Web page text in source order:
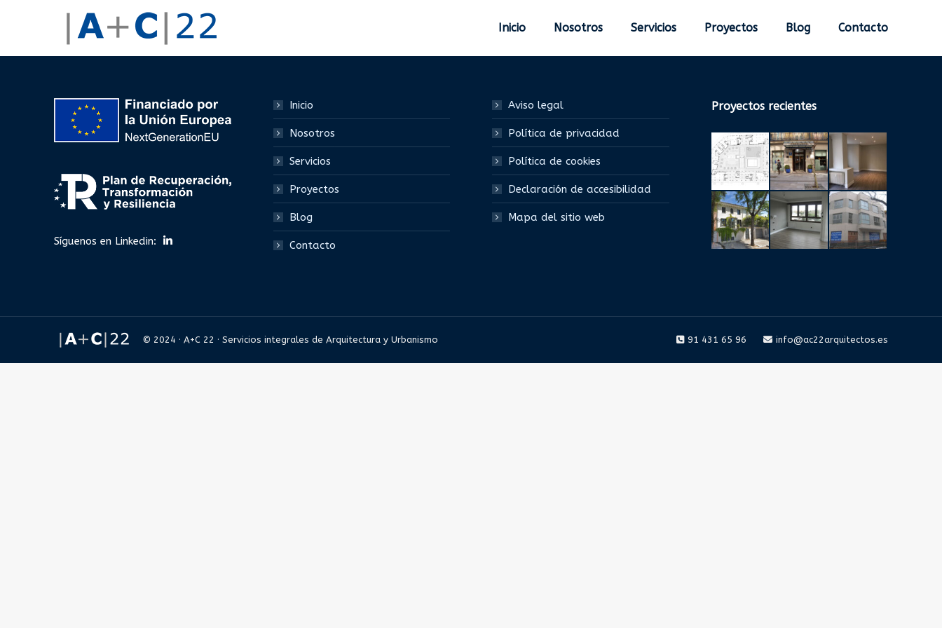
Inicio Nosotros Servicios Proyectos Blog Contacto
Síguenos en Linkedin:
Inicio
Nosotros
Servicios
Proyectos
Blog
Contacto
Aviso legal
Política de privacidad
Política de cookies
Declaración de accesibilidad
Mapa del sitio web
Proyectos recientes
© 2024 · A+C 22 · Servicios integrales de Arquitectura y Urbanismo 91 431 65 96 info@ac22arquitectos.es